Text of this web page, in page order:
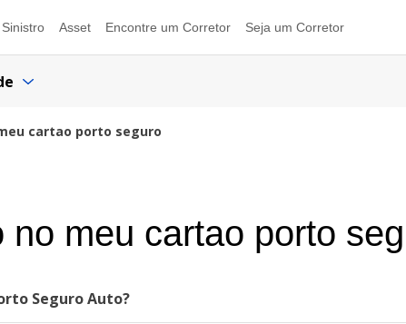
Sinistro Asset Encontre um Corretor Seja um Corretor
cartao porto seguro
meu cartao porto
Seguro Auto?